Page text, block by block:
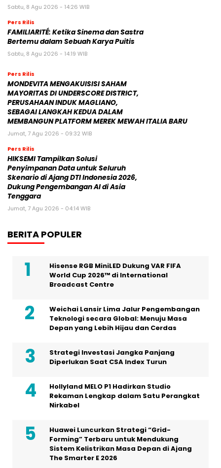
Sabtu, 8 Agu 2026 - 14:26 WIB
Pers Rilis
FAMILIARITÉ: Ketika Sinema dan Sastra
Bertemu dalam Sebuah Karya Puitis
Sabtu, 8 Agu 2026 - 14:19 WIB
Pers Rilis
MONDEVITA MENGAKUISISI SAHAM
MAYORITAS DI UNDERSCORE DISTRICT,
PERUSAHAAN INDUK MAGLIANO,
SEBAGAI LANGKAH KEDUA DALAM
MEMBANGUN PLATFORM MEREK MEWAH ITALIA BARU
Jumat, 7 Agu 2026 - 09:32 WIB
Pers Rilis
HIKSEMI Tampilkan Solusi
Penyimpanan Data untuk Seluruh
Skenario di Ajang DTI Indonesia 2026,
Dukung Pengembangan AI di Asia
Tenggara
Jumat, 7 Agu 2026 - 04:14 WIB
BERITA POPULER
Hisense RGB MiniLED Dukung VAR FIFA
World Cup 2026™ di International
Broadcast Centre
Weichai Lansir Lima Jalur Pengembangan
Teknologi secara Global: Menuju Masa
Depan yang Lebih Hijau dan Cerdas
Strategi Investasi Jangka Panjang
Diperlukan Saat CSA Index Turun
Hollyland MELO P1 Hadirkan Studio
Rekaman Lengkap dalam Satu Perangkat
Nirkabel
Huawei Luncurkan Strategi “Grid-
Forming” Terbaru untuk Mendukung
Sistem Kelistrikan Masa Depan di Ajang
The Smarter E 2026